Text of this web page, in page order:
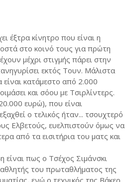
έξτρα κίνητρο που είναι η
στο κοινό τους για πρώτη
μέχρι στιγμής πάρει στην
εκτός Τουν. Μάλιστα
κατάμεστο από 2.000
και σόου με Τσιρλίντερς.
ευρώ), που είναι
ο τελικός ήταν... τσουχτερό
Ελβετούς, ευελπιστούν όμως να
από τα εισιτήρια του ματς και
είναι πως ο Τσέχος Σιμάνσκι
του πρωταθλήματος της
ενώ ο τεχνικός της Βάκερ